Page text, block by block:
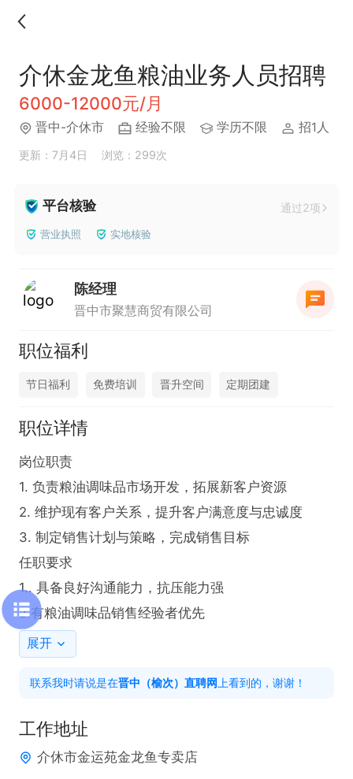
介休金龙鱼粮油业务人员招聘
6000-12000元/月
晋中-介休市 经验不限 学历不限 招1人
更新：7月4日 浏览：299次
平台核验 通过2项
营业执照 实地核验
陈经理
晋中市聚慧商贸有限公司
职位福利
节日福利 免费培训 晋升空间 定期团建
职位详情
岗位职责
1. 负责粮油调味品市场开发，拓展新客户资源
2. 维护现有客户关系，提升客户满意度与忠诚度
3. 制定销售计划与策略，完成销售目标
任职要求
1.. 具备良好沟通能力，抗压能力强
2.有粮油调味品销售经验者优先
展开
联系我时请说是在晋中（榆次）直聘网 上看到的，谢谢！
工作地址
介休市金运苑金龙鱼专卖店